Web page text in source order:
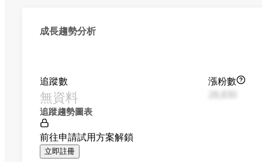
成長趨勢分析
追蹤數
無資料
漲粉數
追蹤趨勢圖表
前往申請試用方案解鎖
立即註冊